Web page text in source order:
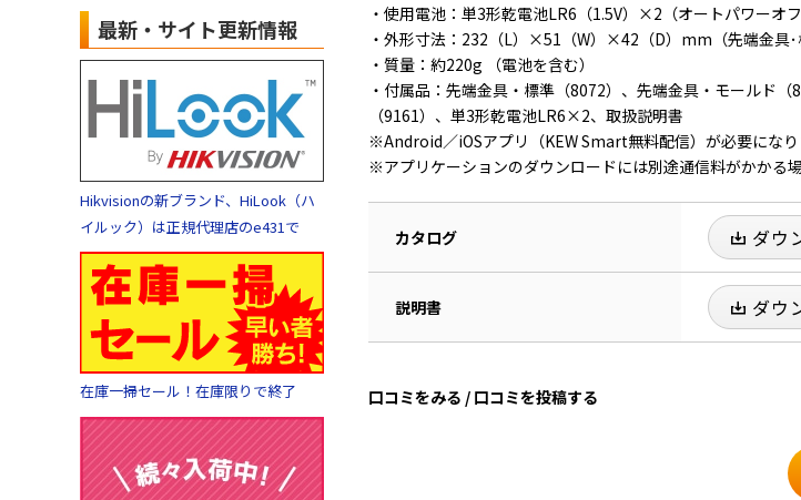
最新・サイト更新情報
Hikvisionの新ブランド、HiLook（ハ
イルック）は正規代理店のe431で
在庫一掃セール！在庫限りで終了
・使用電池：単3形乾電池LR6（1.5V）×2（オートパワーオ
・外形寸法：232（L）×51（W）×42（D）mm（先端金具･
・質量：約220g （電池を含む）
・付属品：先端金具・標準（8072）、先端金具・モールド
（9161）、単3形乾電池LR6×2、取扱説明書
※Android／iOSアプリ（KEW Smart無料配信）が必要になり
※アプリケーションのダウンロードには別途通信料がかかる場
カタログ ダウ
説明書 ダウ
口コミをみる / 口コミを投稿する